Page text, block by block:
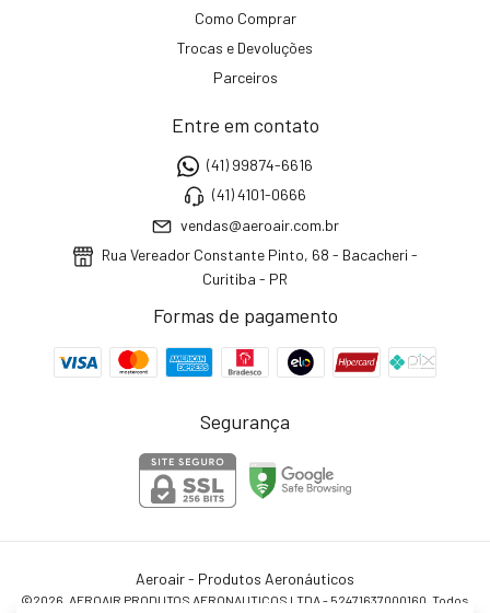
Como Comprar
Trocas e Devoluções
Parceiros
Entre em contato
(41) 99874-6616
(41) 4101-0666
vendas@aeroair.com.br
Rua Vereador Constante Pinto, 68 - Bacacheri -
Curitiba - PR
Formas de pagamento
Segurança
Aeroair - Produtos Aeronáuticos
©2026. AEROAIR PRODUTOS AERONAUTICOS LTDA - 52471637000160. Todos